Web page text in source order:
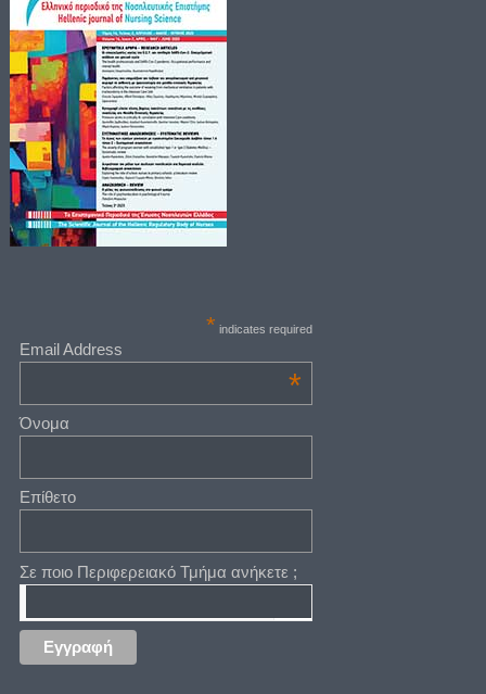
* indicates required
Email Address
*
Όνομα
Επίθετο
Σε ποιο Περιφερειακό Τμήμα ανήκετε ;